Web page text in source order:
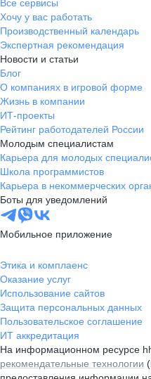
Все сервисы
Хочу у вас работать
Производственный календарь
Экспертная рекомендация
Новости и статьи
Блог
О компаниях в игровой форме
Жизнь в компании
ИТ-проекты
Рейтинг работодателей России
Молодым специалистам
Карьера для молодых
Школа программистов
Карьера в некоммерческих
Боты для уведомлений
Мобильное приложение
Этика и комплаенс
Оказание услуг
Использование сайтов
Защита персональных данных
Пользовательское соглашение
ИТ аккредитация
На информационном ресурсе
рекомендательные технологии